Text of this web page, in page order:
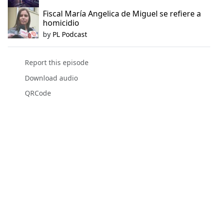
Fiscal María Angelica de Miguel se refiere a
homicidio
by PL Podcast
Report this episode
Download audio
QRCode